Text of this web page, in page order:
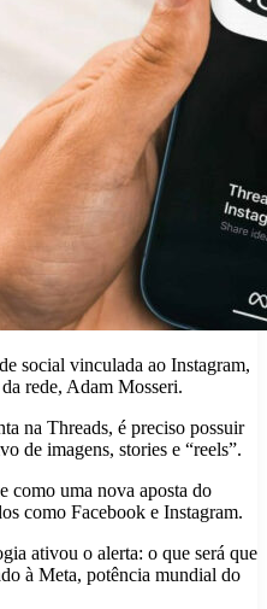
social vinculada ao Instagram,
rede, Adam Mosseri.
na Threads, é preciso possuir
de imagens, stories e “reels”.
como uma nova aposta do
como Facebook e Instagram.
ativou o alerta: o que será que
à Meta, potência mundial do